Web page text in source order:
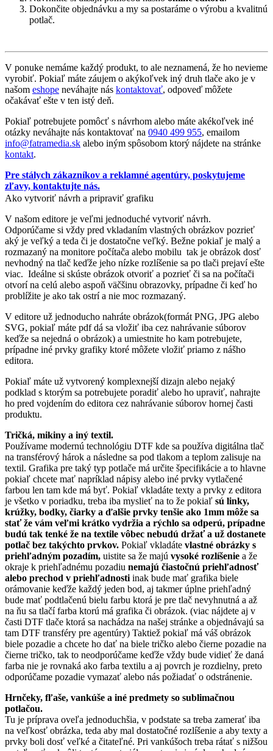
Dokončite objednávku a my sa postaráme o výrobu a kvalitnú
potlač.
V ponuke nemáme každý produkt, to ale neznamená, že ho nevieme
vyrobiť. Pokiaľ máte záujem o akýkoľvek iný druh tlače ako je v
našom eshope neváhajte nás kontaktovať, odpoveď môžete
očakávať ešte v ten istý deň.
Pokiaľ potrebujete pomôcť s návrhom alebo máte akékoľvek iné
otázky neváhajte nás kontaktovať na 0940 499 955, emailom
info@fatramedia.sk alebo iným spôsobom ktorý nájdete na stránke
kontakt.
Pre stálych zákazníkov a reklamné agentúry, poskytujeme
zľavy, kontaktujte nás.
Ako vytvoriť návrh a pripraviť grafiku
V našom editore je veľmi jednoduché vytvoriť návrh.
Odporúčame si vždy pred vkladaním vlastných obrázkov pozrieť
aký je veľký a teda či je dostatočne veľký. Bežne pokiaľ je malý a
rozmazaný na monitore počítača alebo mobilu tak je obrázok dosť
nevhodný na tlač keďže jeho nízke rozlíšenie sa po tlači prejaví ešte
viac. Ideálne si skúste obrázok otvoriť a pozrieť či sa na počítači
otvorí na celú alebo aspoň väčšinu obrazovky, prípadne či keď ho
problížite je ako tak ostrí a nie moc rozmazaný.
V editore už jednoducho nahráte obrázok(formát PNG, JPG alebo
SVG, pokiaľ máte pdf dá sa vložiť iba cez nahrávanie súborov
keďže sa nejedná o obrázok) a umiestnite ho kam potrebujete,
prípadne iné prvky grafiky ktoré môžete vložiť priamo z nášho
editora.
Pokiaľ máte už vytvorený komplexnejší dizajn alebo nejaký
podklad s ktorým sa potrebujete poradiť alebo ho upraviť, nahrajte
ho pred vojdením do editora cez nahrávanie súborov hornej časti
produktu.
Tričká, mikiny a iný textil.
Používame modernú technológiu DTF kde sa používa digitálna tlač
na transférový hárok a následne sa pod tlakom a teplom zalisuje na
textil. Grafika pre taký typ potlače má určite špecifikácie a to hlavne
pokiaľ chcete mať napríklad nápisy alebo iné prvky vytlačené
farbou len tam kde má byť. Pokiaľ vkladáte texty a prvky z editora
je všetko v poriadku, treba iba myslieť na to že pokiaľ sú linky,
krúžky, bodky, čiarky a ďalšie prvky tenšie ako 1mm môže sa
stať že vám veľmi krátko vydržia a rýchlo sa odperú, prípadne
budú tak tenké že na textile vôbec nebudú držať a už dostanete
potlač bez takýchto prvkov. Pokiaľ vkladáte vlastné obrázky s
priehľadným pozadím, uistite sa že majú vysoké rozlíšenie a že
okraje k priehľadnému pozadiu nemajú čiastočnú priehľadnosť
alebo prechod v priehľadnosti inak bude mať grafika biele
orámovanie keďže každý jeden bod, aj takmer úplne priehľadný
bude mať podtlačenú bielu farbu ktorá je pre tlač nevyhnutná a až
na ňu sa tlačí farba ktorú má grafika či obrázok. (viac nájdete aj v
časti DTF tlače ktorá sa nachádza na našej stránke a objednávajú sa
tam DTF transféry pre agentúry) Taktiež pokiaľ má váš obrázok
biele pozadie a chcete ho dať na biele tričko alebo čierne pozadie na
čierne tričko, tak to neodporúčame keďže vždy bude vidieť že daná
farba nie je rovnaká ako farba textilu a aj povrch je rozdielny, preto
odporúčame pozadie vymazať alebo nás požiadať o odstránenie.
Hrnčeky, fľaše, vankúše a iné predmety so sublimačnou
potlačou.
Tu je príprava oveľa jednoduchšia, v podstate sa treba zamerať iba
na veľkosť obrázka, teda aby mal dostatočné rozlíšenie a aby texty a
prvky boli dosť veľké a čitateľné. Pri vankúšoch treba rátať s nižšou